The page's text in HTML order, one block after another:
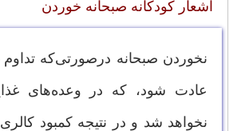
اشعار کودکانه صبحانه خوردن
نخوردن صبحانه درصورتی‌که تداوم
عادت شود، که در وعده‌های
نخواهد شد و در نتیجه کمبود